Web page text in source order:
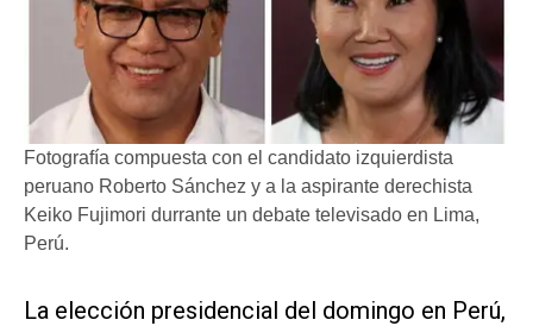
Fotografía compuesta con el candidato izquierdista
peruano Roberto Sánchez y a la aspirante derechista
Keiko Fujimori durrante un debate televisado en Lima,
Perú.
La elección ​presidencial del domingo en Perú,